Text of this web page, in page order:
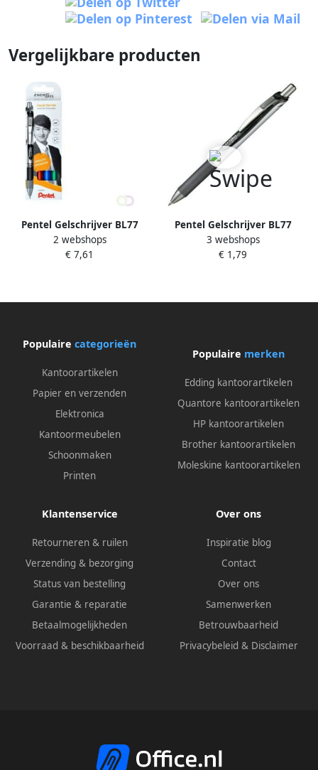
Vergelijkbare producten
Pentel Gelschrijver BL77
Energel medium zwart-rood-
blauw-groen blister Ã 4
2 webshops
€ 7,61
Pentel Gelschrijver BL77
Energel medium zwart
3 webshops
€ 1,79
Populaire categorieën
Kantoorartikelen
Papier en verzenden
Elektronica
Kantoormeubelen
Schoonmaken
Printen
Populaire merken
Edding kantoorartikelen
Quantore kantoorartikelen
HP kantoorartikelen
Brother kantoorartikelen
Moleskine kantoorartikelen
Klantenservice
Retourneren & ruilen
Verzending & bezorging
Status van bestelling
Garantie & reparatie
Betaalmogelijkheden
Voorraad & beschikbaarheid
Over ons
Inspiratie blog
Contact
Over ons
Samenwerken
Betrouwbaarheid
Privacybeleid & Disclaimer